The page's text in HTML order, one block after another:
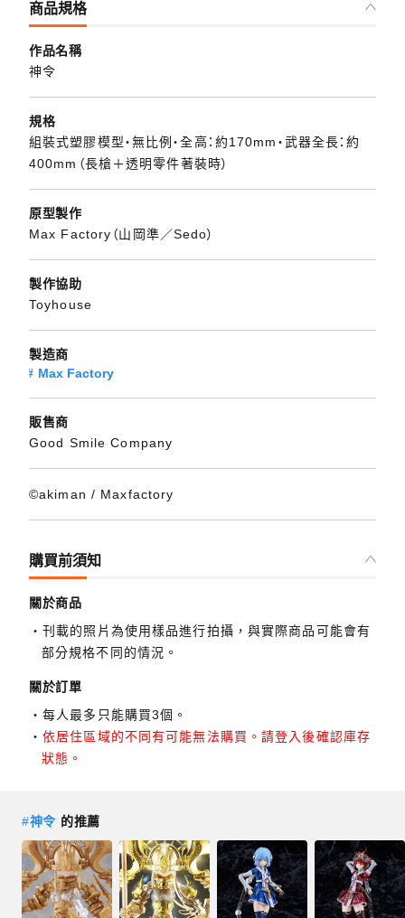
商品規格
作品名稱
神令
規格
組裝式塑膠模型・無比例・全高：約170mm・武器全長：約
400mm（長槍＋透明零件著裝時）
原型製作
Max Factory（山岡準／Sedo）
製作協助
Toyhouse
製造商
Max Factory
販售商
Good Smile Company
©akiman / Maxfactory
購買前須知
關於商品
刊載的照片為使用樣品進行拍攝，與實際商品可能會有
部分規格不同的情況。
關於訂單
每人最多只能購買3個。
依居住區域的不同有可能無法購買。請登入後確認庫存
狀態。
#神令 的推薦